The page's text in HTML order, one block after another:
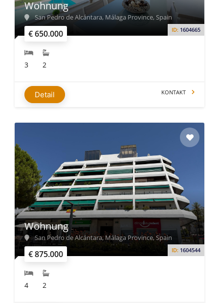
€ 650.000 ID: 1604665
Wohnung
San Pedro de Alcántara, Málaga Province, Spain
3 2
Detail KONTAKT
€ 875.000 ID: 1604544
Wohnung
San Pedro de Alcántara, Málaga Province, Spain
4 2